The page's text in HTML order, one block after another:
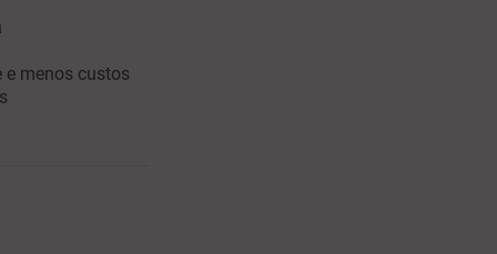
e menos custos